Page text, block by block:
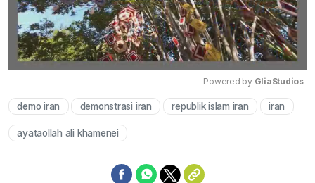
Mute
Powered by GliaStudios
demo iran demonstrasi iran republik islam iran iran
ayataollah ali khamenei